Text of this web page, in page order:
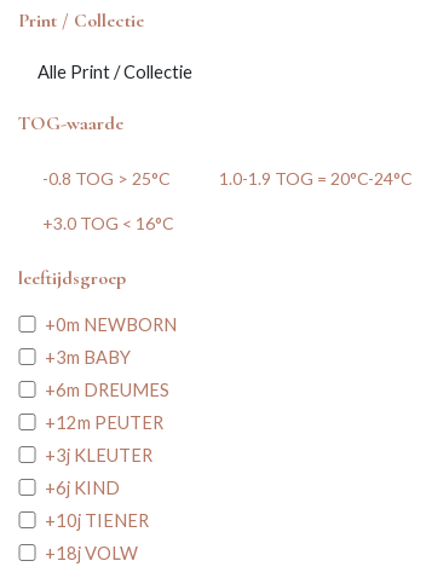
Print / Collectie
TOG-waarde
-0.8 TOG > 25°C 1.0-1.9 TOG = 20°C-24°C
+3.0 TOG < 16°C
leeftijdsgroep
+0m NEWBORN
+3m BABY
+6m DREUMES
+12m PEUTER
+3j KLEUTER
+6j KIND
+10j TIENER
+18j VOLW